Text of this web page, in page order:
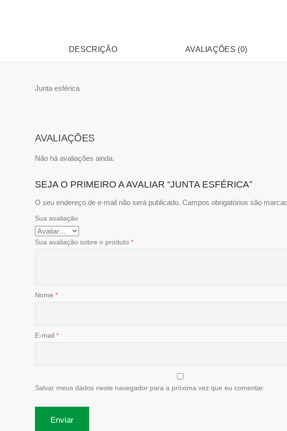
DESCRIÇÃO AVALIAÇÕES (0)
Junta esférica
AVALIAÇÕES
Não há avaliações ainda.
SEJA O PRIMEIRO A AVALIAR “JUNTA ESFÉRICA”
O seu endereço de e-mail não será publicado. Campos obrigatórios são
Sua avaliação
Sua avaliação sobre o produto *
Nome *
E-mail *
Salvar meus dados neste navegador para a próxima vez que eu comentar.